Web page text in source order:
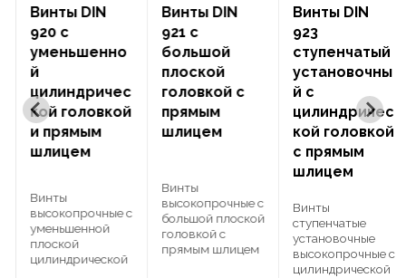
Винты DIN
920 с
уменьшенно
й
цилиндричес
кой головкой
и прямым
шлицем
Винты
высокопрочные с
уменьшенной
плоской
цилиндрической
Винты DIN
921 с
большой
плоской
головкой с
прямым
шлицем
Винты
высокопрочные с
большой плоской
головкой с
прямым шлицем
Винты DIN
923
ступенчатый
установочны
й с
цилиндричес
кой головкой
с прямым
шлицем
Винты
ступенчатые
установочные
высокопрочные с
цилиндрической